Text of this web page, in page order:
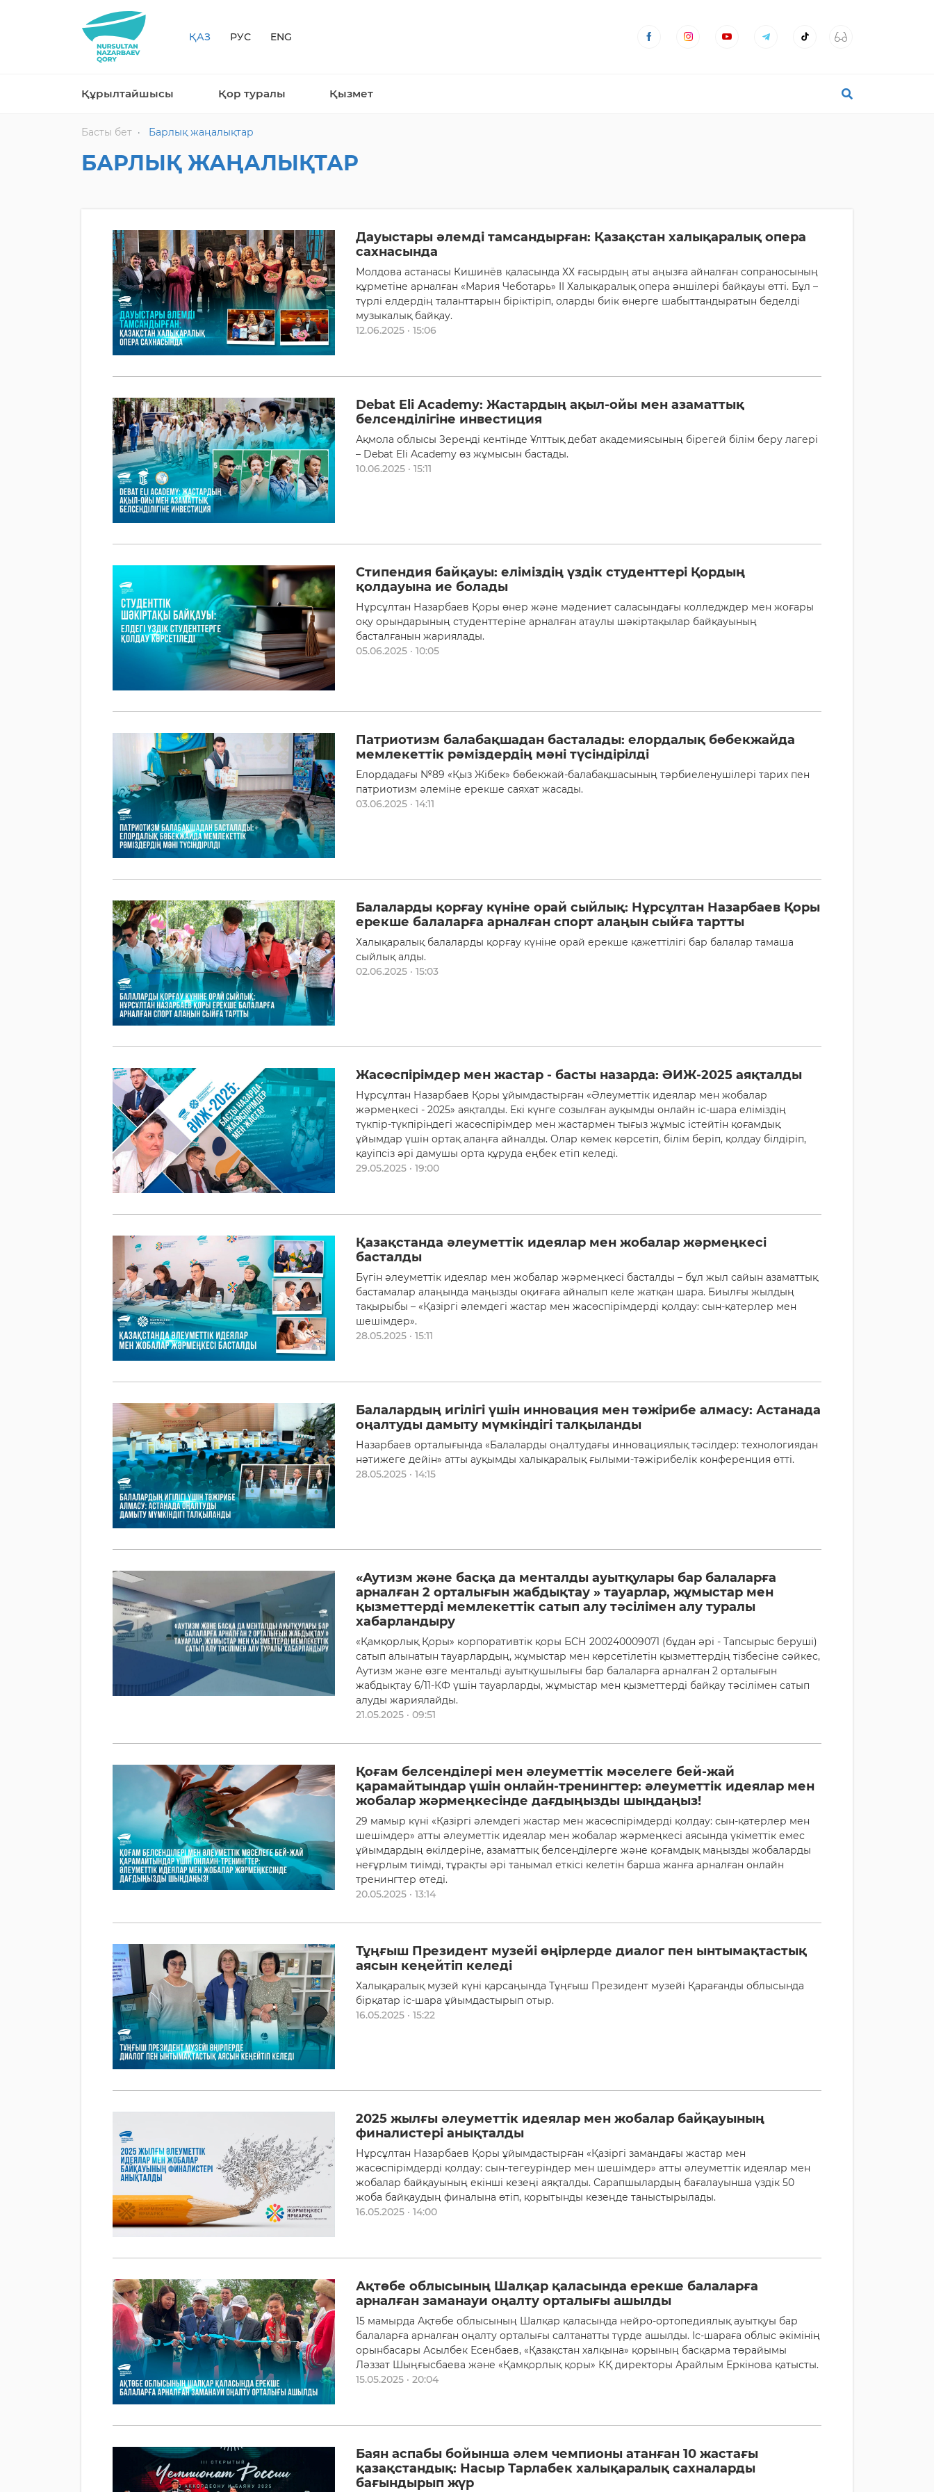
ҚАЗ РУС ENG
Құрылтайшысы Қор туралы Қызмет
Басты бет Барлық жаңалықтар
БАРЛЫҚ ЖАҢАЛЫҚТАР
Дауыстары әлемді тамсандырған: Қазақстан халықаралық опера
сахнасында
Молдова астанасы Кишинёв қаласында ХХ ғасырдың аты аңызға айналған сопраносының
құрметіне арналған «Мария Чеботарь» II Халықаралық опера әншілері байқауы өтті. Бұл –
түрлі елдердің таланттарын біріктіріп, оларды биік өнерге шабыттандыратын беделді
музыкалық байқау.
12.06.2025 · 15:06
Debat Eli Academy: Жастардың ақыл-ойы мен азаматтық
белсенділігіне инвестиция
Ақмола облысы Зеренді кентінде Ұлттық дебат академиясының бірегей білім беру лагері
– Debat Eli Academy өз жұмысын бастады.
10.06.2025 · 15:11
Стипендия байқауы: еліміздің үздік студенттері Қордың
қолдауына ие болады
Нұрсұлтан Назарбаев Қоры өнер және мәдениет саласындағы колледждер мен жоғары
оқу орындарының студенттеріне арналған атаулы шәкіртақылар байқауының
басталғанын жариялады.
05.06.2025 · 10:05
Патриотизм балабақшадан басталады: елордалық бөбекжайда
мемлекеттік рәміздердің мәні түсіндірілді
Елордадағы №89 «Қыз Жібек» бөбекжай-балабақшасының тәрбиеленушілері тарих пен
патриотизм әлеміне ерекше саяхат жасады.
03.06.2025 · 14:11
Балаларды қорғау күніне орай сыйлық: Нұрсұлтан Назарбаев Қоры
ерекше балаларға арналған спорт алаңын сыйға тартты
Халықаралық балаларды қорғау күніне орай ерекше қажеттілігі бар балалар тамаша
сыйлық алды.
02.06.2025 · 15:03
Жасөспірімдер мен жастар - басты назарда: ӘИЖ-2025 аяқталды
Нұрсұлтан Назарбаев Қоры ұйымдастырған «Әлеуметтік идеялар мен жобалар
жәрмеңкесі - 2025» аяқталды. Екі күнге созылған ауқымды онлайн іс-шара еліміздің
түкпір-түкпіріндегі жасөспірімдер мен жастармен тығыз жұмыс істейтін қоғамдық
ұйымдар үшін ортақ алаңға айналды. Олар көмек көрсетіп, білім беріп, қолдау білдіріп,
қауіпсіз әрі дамушы орта құруда еңбек етіп келеді.
29.05.2025 · 19:00
Қазақстанда әлеуметтік идеялар мен жобалар жәрмеңкесі
басталды
Бүгін әлеуметтік идеялар мен жобалар жәрмеңкесі басталды – бұл жыл сайын азаматтық
бастамалар алаңында маңызды оқиғаға айналып келе жатқан шара. Биылғы жылдың
тақырыбы – «Қазіргі әлемдегі жастар мен жасөспірімдерді қолдау: сын-қатерлер мен
шешімдер».
28.05.2025 · 15:11
Балалардың игілігі үшін инновация мен тәжірибе алмасу: Астанада
оңалтуды дамыту мүмкіндігі талқыланды
Назарбаев орталығында «Балаларды оңалтудағы инновациялық тәсілдер: технологиядан
нәтижеге дейін» атты ауқымды халықаралық ғылыми-тәжірибелік конференция өтті.
28.05.2025 · 14:15
«Аутизм және басқа да менталды ауытқулары бар балаларға
арналған 2 орталығын жабдықтау » тауарлар, жұмыстар мен
қызметтерді мемлекеттік сатып алу тәсілімен алу туралы
хабарландыру
«Қамқорлық Қоры» корпоративтік қоры БСН 200240009071 (бұдан әрі - Тапсырыс беруші)
сатып алынатын тауарлардың, жұмыстар мен көрсетілетін қызметтердің тізбесіне сәйкес,
Аутизм және өзге ментальді ауытқушылығы бар балаларға арналған 2 орталығын
жабдықтау 6/11-КФ үшін тауарларды, жұмыстар мен қызметтерді байқау тәсілімен сатып
алуды жариялайды.
21.05.2025 · 09:51
Қоғам белсенділері мен әлеуметтік мәселеге бей-жай
қарамайтындар үшін онлайн-тренингтер: әлеуметтік идеялар мен
жобалар жәрмеңкесінде дағдыңызды шыңдаңыз!
29 мамыр күні «Қазіргі әлемдегі жастар мен жасөспірімдерді қолдау: сын-қатерлер мен
шешімдер» атты әлеуметтік идеялар мен жобалар жәрмеңкесі аясында үкіметтік емес
ұйымдардың өкілдеріне, азаматтық белсенділерге және қоғамдық маңызды жобаларды
неғұрлым тиімді, тұрақты әрі танымал еткісі келетін барша жанға арналған онлайн
тренингтер өтеді.
20.05.2025 · 13:14
Тұңғыш Президент музейі өңірлерде диалог пен ынтымақтастық
аясын кеңейтіп келеді
Халықаралық музей күні қарсаңында Тұңғыш Президент музейі Қарағанды облысында
бірқатар іс-шара ұйымдастырып отыр.
16.05.2025 · 15:22
2025 жылғы әлеуметтік идеялар мен жобалар байқауының
финалистері анықталды
Нұрсұлтан Назарбаев Қоры ұйымдастырған «Қазіргі замандағы жастар мен
жасөспірімдерді қолдау: сын-тегеуріндер мен шешімдер» атты әлеуметтік идеялар мен
жобалар байқауының екінші кезеңі аяқталды. Сарапшылардың бағалауынша үздік 50
жоба байқаудың финалына өтіп, қорытынды кезеңде таныстырылады.
16.05.2025 · 14:00
Ақтөбе облысының Шалқар қаласында ерекше балаларға
арналған заманауи оңалту орталығы ашылды
15 мамырда Ақтөбе облысының Шалқар қаласында нейро-ортопедиялық ауытқуы бар
балаларға арналған оңалту орталығы салтанатты түрде ашылды. Іс-шараға облыс әкімінің
орынбасары Асылбек Есенбаев, «Қазақстан халқына» қорының басқарма төрайымы
Ләззат Шыңғысбаева және «Қамқорлық қоры» КҚ директоры Арайлым Еркінова қатысты.
15.05.2025 · 20:04
Баян аспабы бойынша әлем чемпионы атанған 10 жастағы
қазақстандық: Насыр Тарлабек халықаралық сахналарды
бағындырып жүр